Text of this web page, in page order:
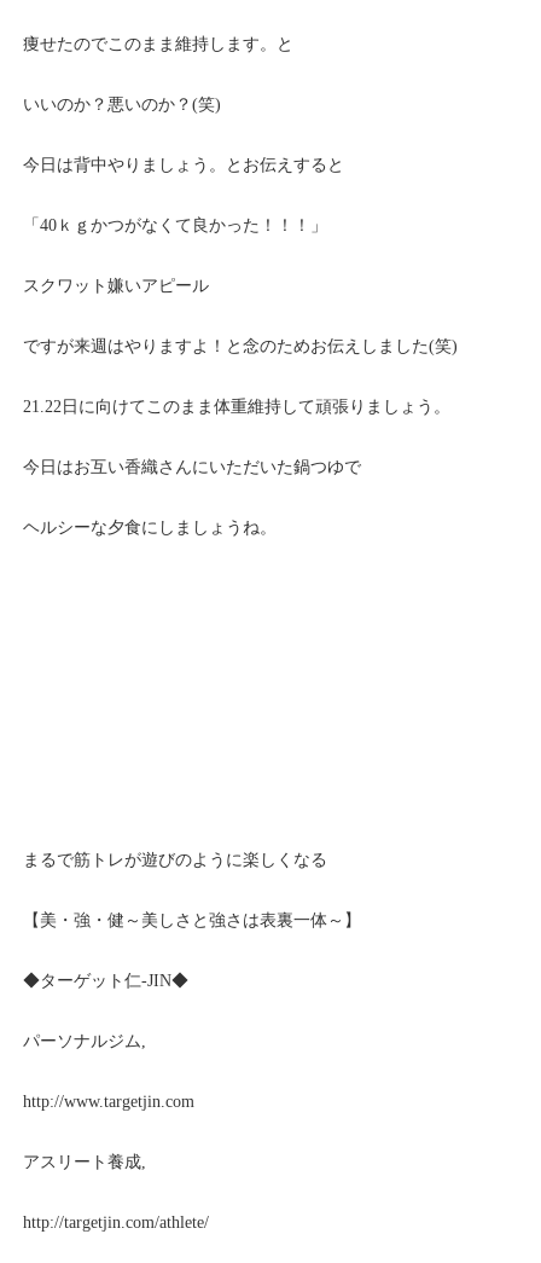
痩せたのでこのまま維持します。と
いいのか？悪いのか？(笑)
今日は背中やりましょう。とお伝えすると
「40ｋｇかつがなくて良かった！！！」
スクワット嫌いアピール
ですが来週はやりますよ！と念のためお伝えしました(笑)
21.22日に向けてこのまま体重維持して頑張りましょう。
今日はお互い香織さんにいただいた鍋つゆで
ヘルシーな夕食にしましょうね。
まるで筋トレが遊びのように楽しくなる
【美・強・健～美しさと強さは表裏一体～】
◆ターゲット仁-JIN◆
パーソナルジム,
http://www.targetjin.com
アスリート養成,
http://targetjin.com/athlete/